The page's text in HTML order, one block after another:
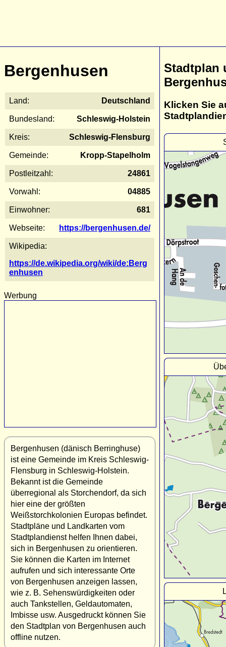
Bergenhusen
Land: Deutschland
Bundesland: Schleswig-Holstein
Kreis: Schleswig-Flensburg
Gemeinde: Kropp-Stapelholm
Postleitzahl: 24861
Vorwahl: 04885
Einwohner: 681
Webseite: https://bergenhusen.de/
Wikipedia:
https://de.wikipedia.org/wiki/de:Berg
enhusen
Werbung
Bergenhusen (dänisch Berringhuse)
ist eine Gemeinde im Kreis Schleswig-
Flensburg in Schleswig-Holstein.
Bekannt ist die Gemeinde
überregional als Storchendorf, da sich
hier eine der größten
Weißstorchkolonien Europas befindet.
Stadtpläne und Landkarten vom
Stadtplandienst helfen Ihnen dabei,
sich in Bergenhusen zu orientieren.
Sie können die Karten im Internet
aufrufen und sich interessante Orte
von Bergenhusen anzeigen lassen,
wie z. B. Sehenswürdigkeiten oder
auch Tankstellen, Geldautomaten,
Imbisse usw. Ausgedruckt können Sie
den Stadtplan von Bergenhusen auch
offline nutzen.
Stadtplan
Klicken Sie